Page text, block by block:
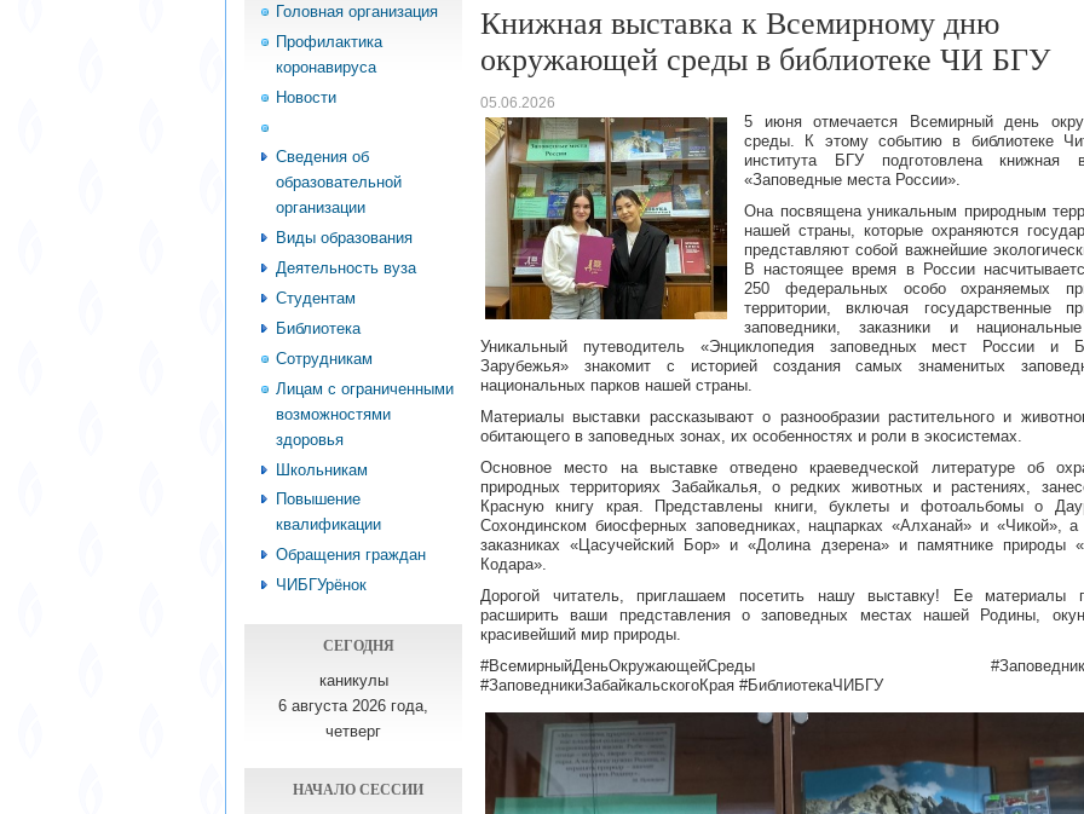
Головная организация
Профилактика
коронавируса
Новости
Сведения об
образовательной
организации
Виды образования
Деятельность вуза
Студентам
Библиотека
Сотрудникам
Лицам с ограниченными
возможностями
здоровья
Школьникам
Повышение
квалификации
Обращения граждан
ЧИБГУрёнок
СЕГОДНЯ
каникулы
6 августа 2026 года,
четверг
НАЧАЛО СЕССИИ
Книжная выставка к Всемирному дню
окружающей среды в библиотеке ЧИ БГУ
05.06.2026
5 июня отмечается Всемирный день
среды. К этому событию в библиотеке
института БГУ подготовлена книжная
«Заповедные места России».
Она посвящена уникальным природным
нашей страны, которые охраняются
представляют собой важнейшие
В настоящее время в России
250 федеральных особо охраняемых
территории, включая государственные
заповедники, заказники и
Уникальный путеводитель «Энциклопедия заповедных мест России и
Зарубежья» знакомит с историей создания самых знаменитых
национальных парков нашей страны.
Материалы выставки рассказывают о разнообразии растительного и
обитающего в заповедных зонах, их особенностях и роли в экосистемах.
Основное место на выставке отведено краеведческой литературе об
природных территориях Забайкалья, о редких животных и растениях,
Красную книгу края. Представлены книги, буклеты и фотоальбомы о
Сохондинском биосферных заповедниках, нацпарках «Алханай» и «Чикой»,
заказниках «Цасучейский Бор» и «Долина дзерена» и памятнике природы
Кодара».
Дорогой читатель, приглашаем посетить нашу выставку! Ее материалы
расширить ваши представления о заповедных местах нашей Родины,
красивейший мир природы.
#ВсемирныйДеньОкружающейСреды
#ЗаповедникиЗабайкальскогоКрая #БиблиотекаЧИБГУ